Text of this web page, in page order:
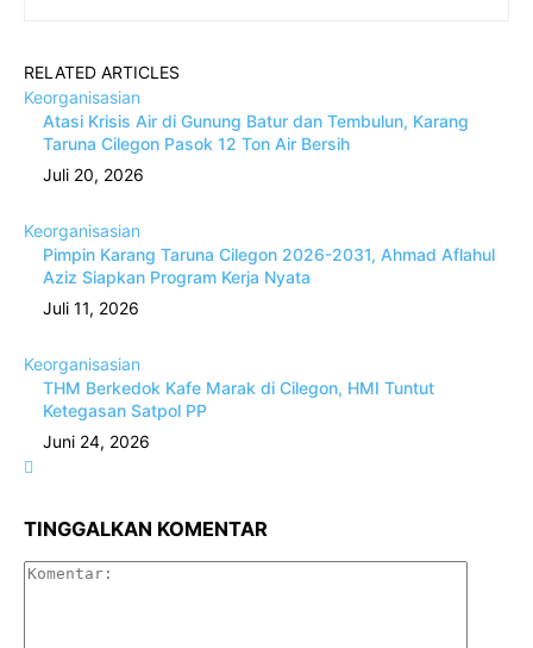
RELATED ARTICLES
Keorganisasian
Atasi Krisis Air di Gunung Batur dan Tembulun, Karang
Taruna Cilegon Pasok 12 Ton Air Bersih
Juli 20, 2026
Keorganisasian
Pimpin Karang Taruna Cilegon 2026-2031, Ahmad Aflahul
Aziz Siapkan Program Kerja Nyata
Juli 11, 2026
Keorganisasian
THM Berkedok Kafe Marak di Cilegon, HMI Tuntut
Ketegasan Satpol PP
Juni 24, 2026
TINGGALKAN KOMENTAR